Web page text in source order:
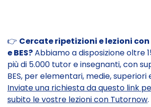
👉 Cercate ripetizioni e lezioni con
e BES?Abbiamo a disposizione oltre
più di 5.000 tutor e insegnanti, con
BES, per elementari, medie, superiori
Inviate una richiesta da questo link
subito le vostre lezioni con Tutornow.